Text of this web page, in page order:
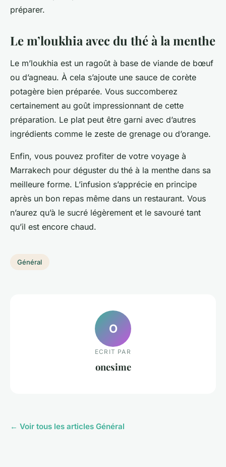
préparer.
Le m’loukhia avec du thé à la menthe
Le m’loukhia est un ragoût à base de viande de bœuf
ou d’agneau. À cela s’ajoute une sauce de corète
potagère bien préparée. Vous succomberez
certainement au goût impressionnant de cette
préparation. Le plat peut être garni avec d’autres
ingrédients comme le zeste de grenage ou d’orange.
Enfin, vous pouvez profiter de votre voyage à
Marrakech pour déguster du thé à la menthe dans sa
meilleure forme. L’infusion s’apprécie en principe
après un bon repas même dans un restaurant. Vous
n’aurez qu’à le sucré légèrement et le savouré tant
qu’il est encore chaud.
Général
O
ECRIT PAR
onesime
← Voir tous les articles Général